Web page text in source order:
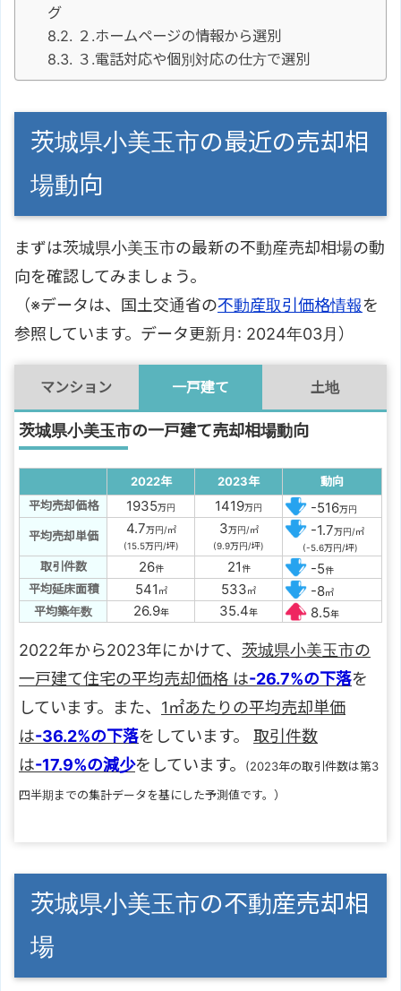
グ
２.ホームページの情報から選別
３.電話対応や個別対応の仕方で選別
茨城県小美玉市の最近の売却相
場動向
まずは茨城県小美玉市の最新の不動産売却相場の動
向を確認してみましょう。
（※データは、国土交通省の不動産取引価格情報を
参照しています。データ更新月: 2024年03月）
マンション 一戸建て 土地
茨城県小美玉市の一戸建て売却相場動向
2022年 2023年
動向
平均売却価格
1935万円 1419万円 -516万円
平均売却単価 4.7万円/㎡
(15.5万円/坪)
3万円/㎡
(9.9万円/坪)
-1.7万円/㎡
(-5.6万円/坪)
取引件数 26件 21件 -5件
平均延床面積 541 ㎡ 533㎡ -8㎡
平均築年数 26.9年 35.4年 8.5年
2022年から2023年にかけて、 茨城県小美玉市の
一戸建て住宅の平均売却価格 は-26.7%の下落を
しています。また、 1㎡あたりの平均売却単価
は-36.2%の下落をしています。 取引件数
は-17.9%の減少をしています。
(2023年の取引件数は第3
四半期までの集計データを基にした予測値です。）
茨城県小美玉市の不動産売却相
場